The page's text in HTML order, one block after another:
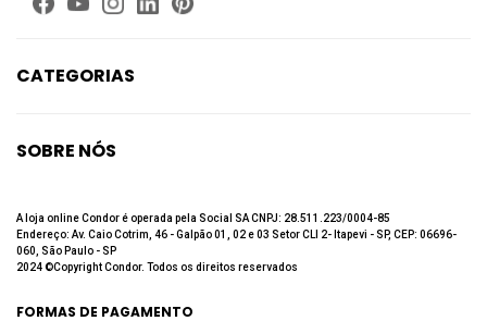
CATEGORIAS
Higiene Bucal
SOBRE NÓS
Fale Conosco
Trabalhe Conosco
Política de privacidade
Política de Troca e Devolução
A loja online Condor é operada pela Social SA CNPJ: 28.511.223/0004-85
Endereço: Av. Caio Cotrim, 46 - Galpão 01, 02 e 03 Setor CLI 2- Itapevi - SP, CEP: 06696-
060, São Paulo - SP
2024 ©Copyright Condor. Todos os direitos reservados
FORMAS DE PAGAMENTO